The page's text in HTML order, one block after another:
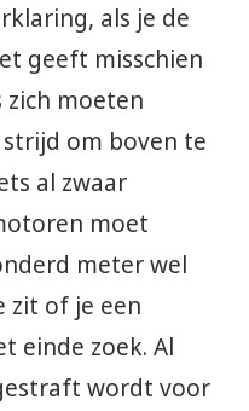
als je de
geeft misschien
zich moeten
om boven te
al zwaar
moet
meter wel
zit of je een
einde zoek. Al
wordt voor